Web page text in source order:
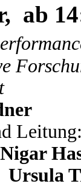
ab
Nigar
Ursula